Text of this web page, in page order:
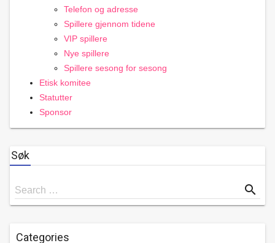
Telefon og adresse
Spillere gjennom tidene
VIP spillere
Nye spillere
Spillere sesong for sesong
Etisk komitee
Statutter
Sponsor
Søk
Search
for
Search … search
Categories